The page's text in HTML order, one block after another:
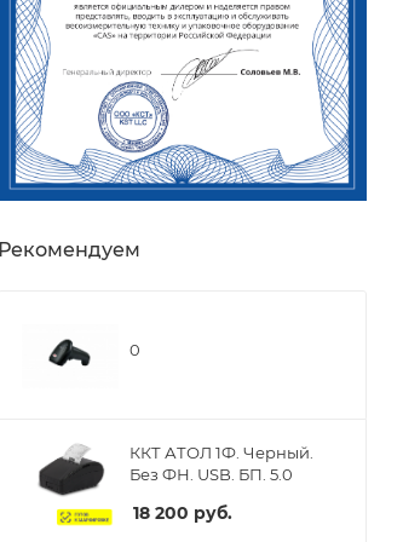
Рекомендуем
0
ККТ АТОЛ 1Ф. Черный.
Без ФН. USB. БП. 5.0
18 200 руб.